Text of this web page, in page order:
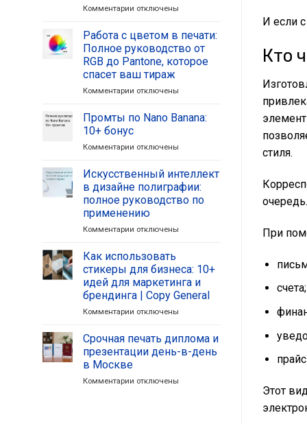
Комментарии к
Социальные
доказательства
полиграфии:
Как
отзывы
кейсы
и
увеличивают
продажи
отключены
Работа с цветом в печати:
Полное руководство от
RGB до Pantone, которое
спасет ваш тираж
Комментарии к
Работа
в
Полное
руководство
от
до
Pantone,
спасет
ваш
тираж
отключены
Промты по Nano Banana:
10+ бонус
Комментарии к
Промты
Banana:
10+
бонус
отключены
Искусственный интеллект
в дизайне полиграфии:
полное руководство по
применению
Комментарии к
Искусственный
интеллект
в
дизайне
полиграфии:
полное
по
применению
отключены
Как использовать
стикеры для бизнеса: 10+
идей для маркетинга и
брендинга | Copy General
Комментарии к
Как
использовать
стикеры
бизнеса:
отключены
Срочная печать диплома и
презентации день-в-день
в Москве
Комментарии котключены
И если
Кто
стиля.
очередь.
При
счета;
Этот